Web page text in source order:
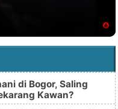
di Bogor, Saling
Kawan?